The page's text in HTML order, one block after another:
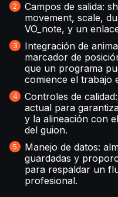
Campos de salida:
movement, scale,
VO_note, y un
Integración de
marcador de
que un programa
comience el trabajo
Controles de
actual para
y la alineación con
del guion.
Manejo de datos:
guardadas y
para respaldar un
profesional.